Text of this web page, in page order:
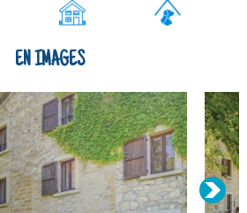
EN IMAGES